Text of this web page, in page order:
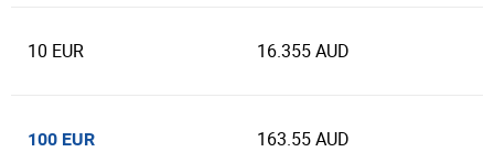
10 EUR 16.355 AUD
100 EUR 163.55 AUD